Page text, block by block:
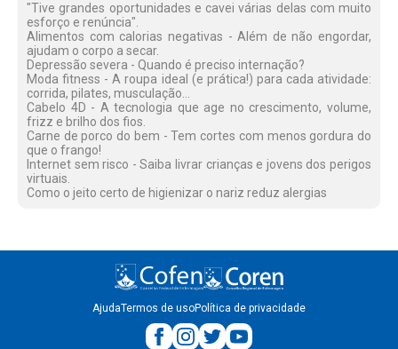
"Tive grandes oportunidades e cavei várias delas com muito
esforço e renúncia".
Alimentos com calorias negativas - Além de não engordar,
ajudam o corpo a secar.
Depressão severa - Quando é preciso internação?
Moda fitness - A roupa ideal (e prática!) para cada atividade:
corrida, pilates, musculação...
Cabelo 4D - A tecnologia que age no crescimento, volume,
frizz e brilho dos fios.
Carne de porco do bem - Tem cortes com menos gordura do
que o frango!
Internet sem risco - Saiba livrar crianças e jovens dos perigos
virtuais.
Como o jeito certo de higienizar o nariz reduz alergias
AjudaTermos de usoPolítica de privacidade